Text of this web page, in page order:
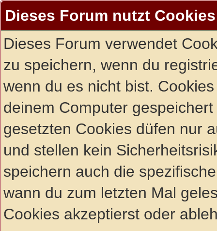
Dieses Forum nutzt Cookies
Dieses Forum verwendet
zu speichern, wenn du
wenn du es nicht bist.
deinem Computer
gesetzten Cookies düfen nur
und stellen kein
speichern auch die
wann du zum letzten Mal
Cookies akzeptierst oder